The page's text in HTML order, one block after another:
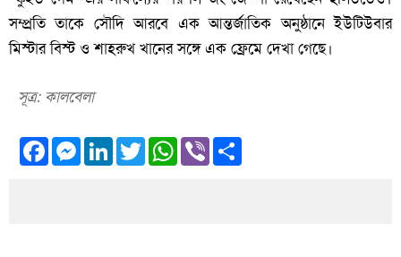
সম্প্রতি তাকে সৌদি আরবে এক আন্তর্জাতিক অনুষ্ঠানে ইউটিউবার
মিস্টার বিস্ট ও শাহরুখ খানের সঙ্গে এক ফ্রেমে দেখা গেছে।
সূত্র: কালবেলা
Facebook
Messenger
LinkedIn
TwitterWhatsApp
Viber